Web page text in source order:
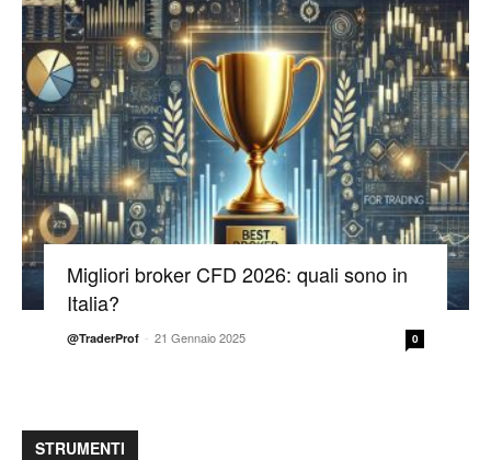
Migliori broker CFD 2026: quali sono in
Italia?
@TraderProf - 21 Gennaio 2025 0
STRUMENTI